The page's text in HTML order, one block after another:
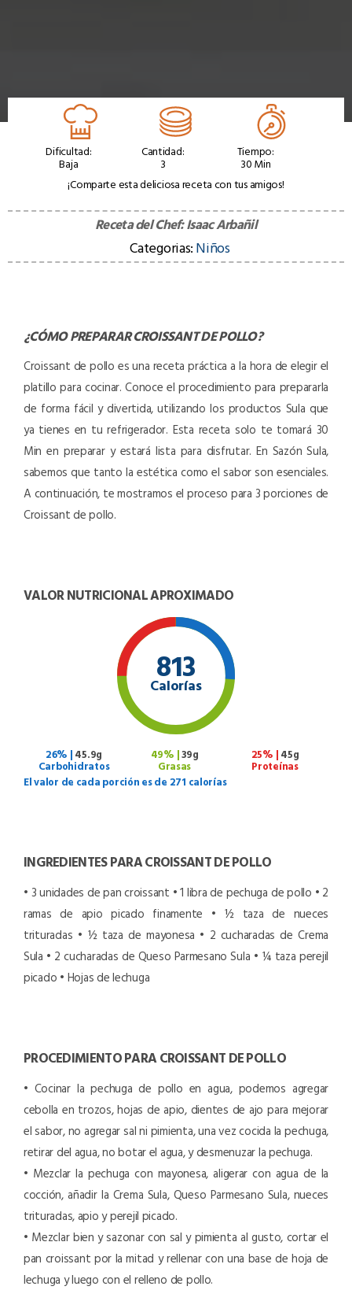
Dificultad:
Baja
Cantidad:
3
Tiempo:
30 Min
¡Comparte esta deliciosa receta con tus amigos!
Receta del Chef:Isaac Arbañil
Categorias:Niños
¿CÓMO PREPARARCROISSANT DE POLLO?
Croissant de pollo es una receta práctica a la hora de elegir el
platillo para cocinar. Conoce el procedimiento para prepararla
de forma fácil y divertida, utilizando los productos Sula que
ya tienes en tu refrigerador. Esta receta solo te tomará 30
Min en preparar y estará lista para disfrutar. En Sazón Sula,
sabemos que tanto la estética como el sabor son esenciales.
A continuación, te mostramos el proceso para 3 porciones de
Croissant de pollo.
VALOR NUTRICIONAL APROXIMADO
813
Calorías
26% | 45.9g
Carbohidratos
49% |39g
Grasas
25% | 45g
Proteínas
El valor de cada porción es de 271 calorías
INGREDIENTES PARA CROISSANT DE POLLO
• 3 unidades de pan croissant • 1 libra de pechuga de pollo • 2
ramas de apio picado finamente • ½ taza de nueces
trituradas • ½ taza de mayonesa • 2 cucharadas de Crema
Sula • 2 cucharadas de Queso Parmesano Sula • ¼ taza perejil
picado • Hojas de lechuga
PROCEDIMIENTO PARA CROISSANT DE POLLO
• Cocinar la pechuga de pollo en agua, podemos agregar
cebolla en trozos, hojas de apio, dientes de ajo para mejorar
el sabor, no agregar sal ni pimienta, una vez cocida la pechuga,
retirar del agua, no botar el agua, y desmenuzar la pechuga.
• Mezclar la pechuga con mayonesa, aligerar con agua de la
cocción, añadir la Crema Sula, Queso Parmesano Sula, nueces
trituradas, apio y perejil picado.
• Mezclar bien y sazonar con sal y pimienta al gusto, cortar el
pan croissant por la mitad y rellenar con una base de hoja de
lechuga y luego con el relleno de pollo.